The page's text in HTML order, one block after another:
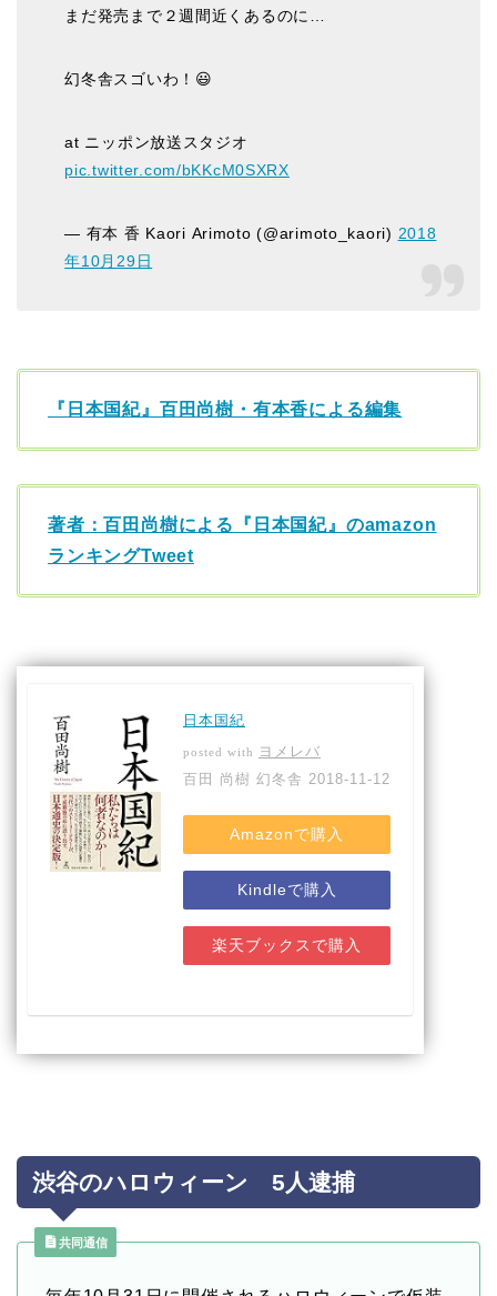
まだ発売まで２週間近くあるのに…
幻冬舎スゴいわ！😃
at ニッポン放送スタジオ
pic.twitter.com/bKKcM0SXRX
— 有本 香 Kaori Arimoto (@arimoto_kaori) 2018
年10月29日
『日本国紀』百田尚樹・有本香による編集
著者：百田尚樹による『日本国紀』のamazon
ランキングTweet
日本国紀
posted with
ヨメレバ
百田 尚樹 幻冬舎 2018-11-12
Amazonで購入
Kindleで購入
楽天ブックスで購入
渋谷のハロウィーン 5人逮捕
共同通信